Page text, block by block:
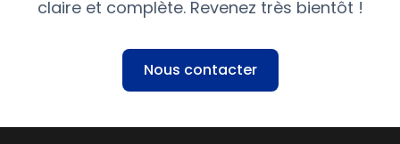
claire et complète. Revenez très bientôt !
Nous contacter